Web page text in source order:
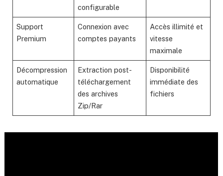
configurable
Support
Premium
Connexion avec
comptes payants
Accès illimité et
vitesse
maximale
Décompression
automatique
Extraction post-
téléchargement
des archives
Zip/Rar
Disponibilité
immédiate des
fichiers